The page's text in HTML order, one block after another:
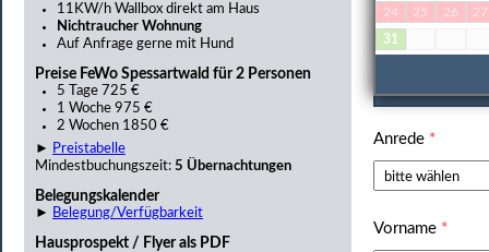
11KW/h Wallbox direkt am Haus
Nichtraucher Wohnung
Auf Anfrage gerne mit Hund
Preise FeWo Spessartwald für 2 Personen
5 Tage 725 €
1 Woche 975 €
2 Wochen 1850 €
►
Preistabelle
Mindestbuchungszeit: 5 Übernachtungen
Belegungskalender
► Belegung/Verfügbarkeit
Hausprospekt / Flyer als PDF
24 25 26 27
31
Anrede *
Vorname *